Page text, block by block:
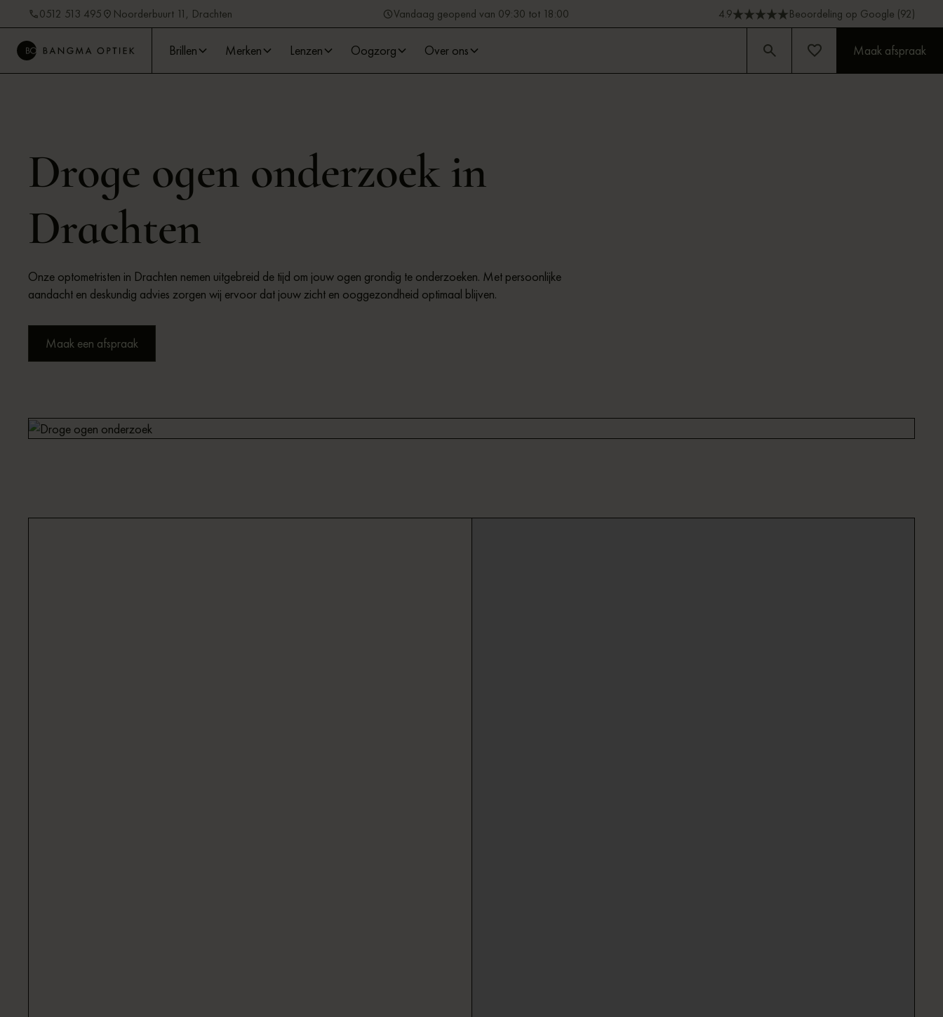
0512 513 495 Noorderbuurt 11, Drachten Vandaag geopend van 09:30 tot 18:00 4.9 Beoordeling op Google (92)
Brillen Merken Lenzen Oogzorg Over ons Maak afspraak
Droge ogen onderzoek in
Drachten
Onze optometristen in Drachten nemen uitgebreid de tijd om jouw ogen grondig te onderzoeken. Met persoonlijke
aandacht en deskundig advies zorgen wij ervoor dat jouw zicht en ooggezondheid optimaal blijven.
Maak een afspraak